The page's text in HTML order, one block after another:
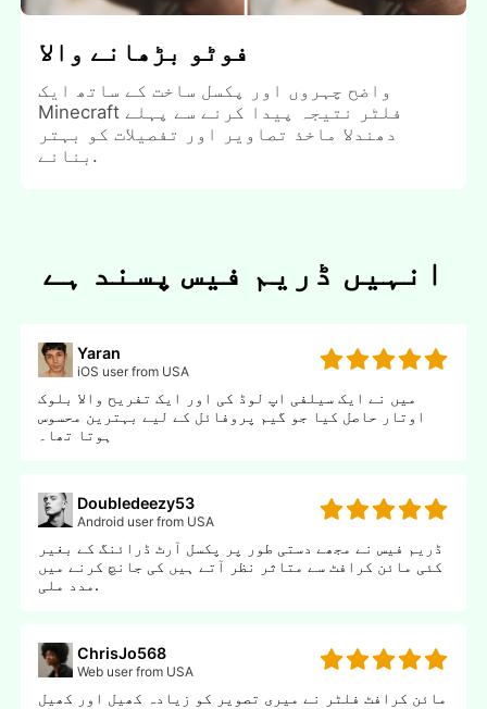
فوٹو بڑھانے والا
واضح چہروں اور پکسل ساخت کے ساتھ ایک
Minecraft فلٹر نتیجہ پیدا کرنے سے پہلے
دھندلا ماخذ تصاویر اور تفصیلات کو بہتر
بنانے.
انہیں ڈریم فیس پسند ہے
Yaran
iOS user from USA
میں نے ایک سیلفی اپ لوڈ کی اور ایک تفریح والا بلوک
اوتار حاصل کیا جو گیم پروفائل کے لیے بہترین محسوس
ہوتا تھا۔
Doubledeezy53
Android user from USA
ڈریم فیس نے مجھے دستی طور پر پکسل آرٹ ڈرائنگ کے بغیر
کئی مائن کرافٹ سے متاثر نظر آتے ہیں کی جانچ کرنے میں
مدد ملی.
ChrisJo568
Web user from USA
مائن کرافٹ فلٹر نے میری تصویر کو زیادہ کھیل اور کھیل